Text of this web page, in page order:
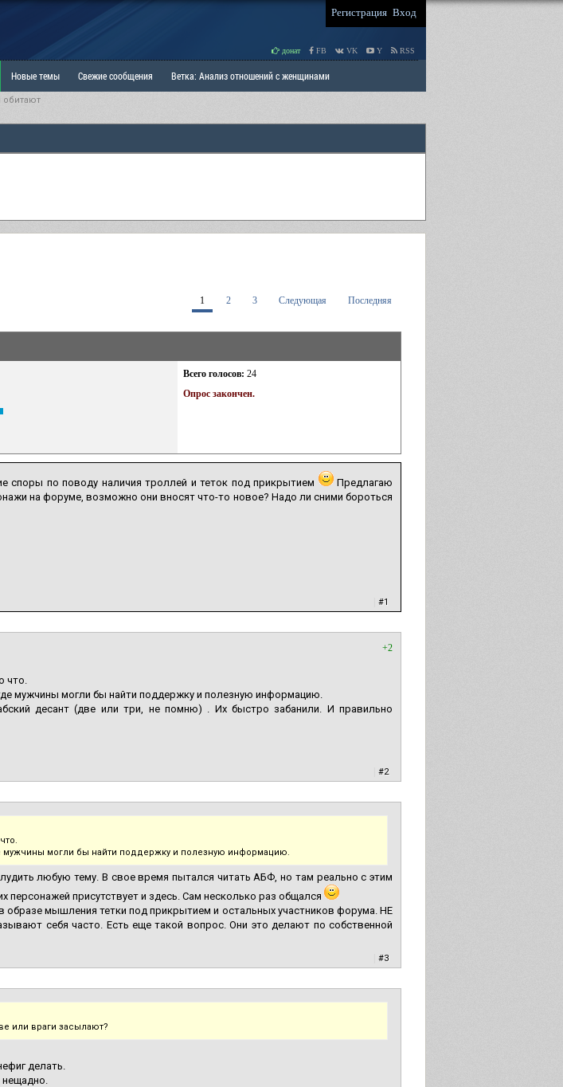
Регистрация Вход
донат FB VK Y RSS
Новые темы Свежие сообщения Ветка: Анализ отношений с женщинами
обитают
1 2 3 Следующая Последняя
Всего голосов: 24
Опрос закончен.
споры по поводу наличия троллей и теток под прикрытием
Предлагаю
на форуме, возможно они вносят что-то новое? Надо ли сними бороться
#1
+2
что.
мужчины могли бы найти поддержку и полезную информацию.
десант (две или три, не помню) . Их быстро забанили. И правильно
#2
мужчины могли бы найти поддержку и полезную информацию.
любую тему. В свое время пытался читать АБФ, но там реально с этим
персонажей присутствует и здесь. Сам несколько раз общался
мышления тетки под прикрытием и остальных участников форума. НЕ
себя часто. Есть еще такой вопрос. Они это делают по собственной
#3
или враги засылают?
делать.
нещадно.